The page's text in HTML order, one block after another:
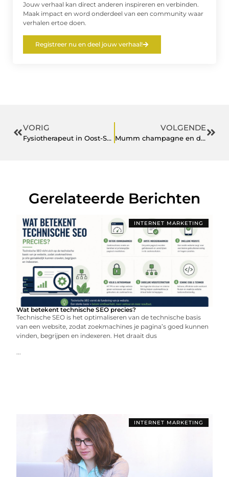
Jouw verhaal kan direct anderen inspireren en verbinden.
Maak impact en word onderdeel van een community waar
verhalen ertoe doen.
Registreer nu en deel jouw verhaal!
VORIG
Fysiotherapeut in Oost-Souburg: Zorg voor Pijnverlichting en Herstel
VOLGENDE
Mumm champagne en de kunst van proeven
Gerelateerde Berichten
INTERNET MARKETING
Wat betekent technische SEO precies?
Technische SEO is het optimaliseren van de technische basis
van een website, zodat zoekmachines je pagina’s goed kunnen
vinden, begrijpen en indexeren. Het draait dus
...
INTERNET MARKETING